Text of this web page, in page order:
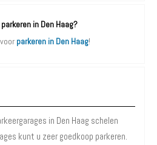
in Den Haag?
parkeren in Den Haag!
in Den Haag schelen
kunt u zeer goedkoop parkeren.